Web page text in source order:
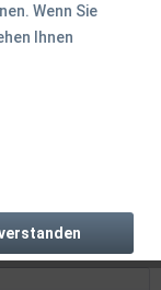
0,25...
Wenn Sie
Ihnen